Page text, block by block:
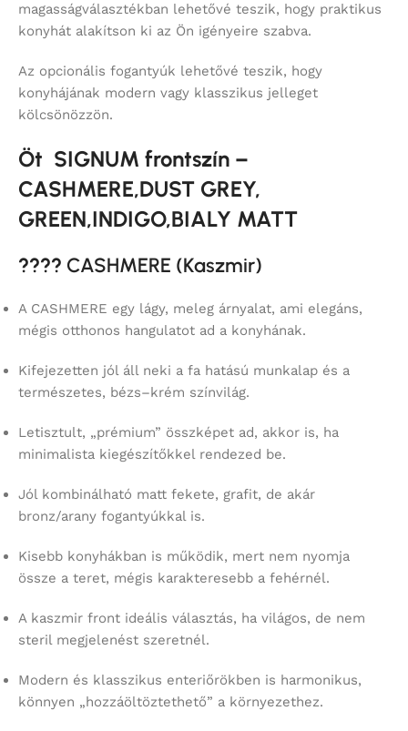
magasságválasztékban lehetővé teszik, hogy praktikus
konyhát alakítson ki az Ön igényeire szabva.
Az opcionális fogantyúk lehetővé teszik, hogy
konyhájának modern vagy klasszikus jelleget
kölcsönözzön.
Öt SIGNUM frontszín –
CASHMERE,DUST GREY,
GREEN,INDIGO,BIALY MATT
???? CASHMERE (Kaszmir)
A CASHMERE egy lágy, meleg árnyalat, ami elegáns,
mégis otthonos hangulatot ad a konyhának.
Kifejezetten jól áll neki a fa hatású munkalap és a
természetes, bézs–krém színvilág.
Letisztult, „prémium” összképet ad, akkor is, ha
minimalista kiegészítőkkel rendezed be.
Jól kombinálható matt fekete, grafit, de akár
bronz/arany fogantyúkkal is.
Kisebb konyhákban is működik, mert nem nyomja
össze a teret, mégis karakteresebb a fehérnél.
A kaszmir front ideális választás, ha világos, de nem
steril megjelenést szeretnél.
Modern és klasszikus enteriőrökben is harmonikus,
könnyen „hozzáöltöztethető” a környezethez.